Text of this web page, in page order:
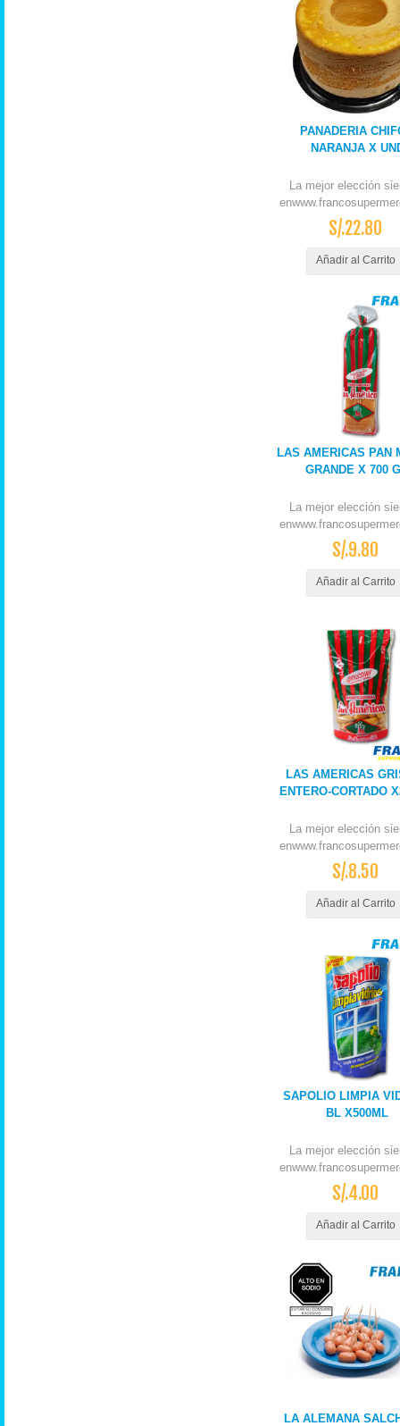
PANADERIA
NARANJA X
La mejor elección
S/.22.80
Añadir al Carrito
LAS AMERICAS PAN
GRANDE X 700
La mejor elección
S/.9.80
Añadir al Carrito
LAS AMERICAS
ENTERO-CORTADO
La mejor elección
S/.8.50
Añadir al Carrito
SAPOLIO LIMPIA
BL X500ML
La mejor elección
S/.4.00
Añadir al Carrito
LA ALEMANA